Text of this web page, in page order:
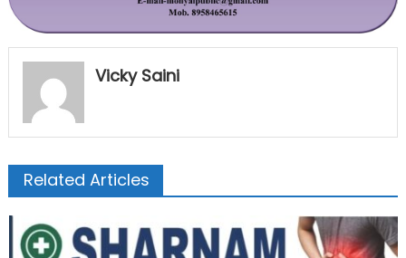
Vicky Saini
Related Articles